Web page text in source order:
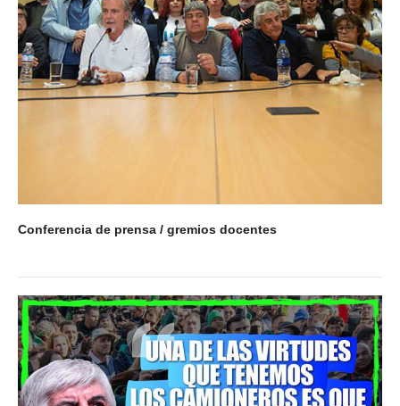
Conferencia de prensa / gremios docentes